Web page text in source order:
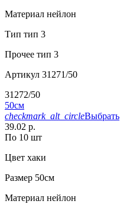
Материал нейлон
Тип тип 3
Прочее тип 3
Артикул 31271/50
31272/50
50см
checkmark_alt_circleВыбрать
39.02 р.
По 10 шт
Цвет хаки
Размер 50см
Материал нейлон